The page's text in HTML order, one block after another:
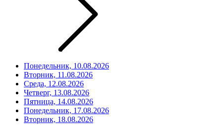
Понедельник, 10.08.2026
Вторник, 11.08.2026
Среда, 12.08.2026
Четверг, 13.08.2026
Пятница, 14.08.2026
Понедельник, 17.08.2026
Вторник, 18.08.2026